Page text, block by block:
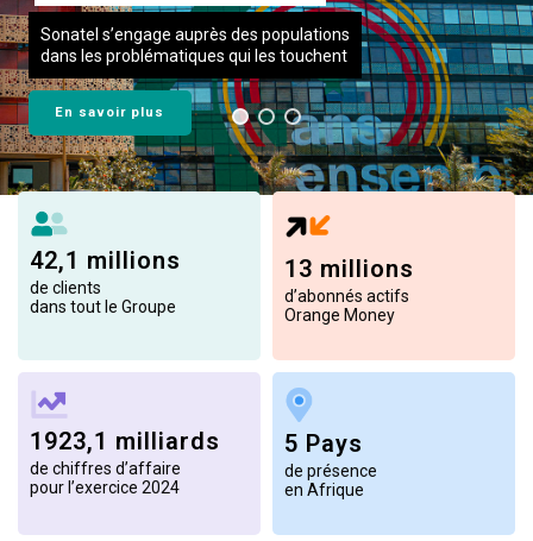
Sonatel s’engage auprès des populations
dans les problématiques qui les touchent
En savoir plus
42,1 millions
de clients
dans tout le Groupe
13 millions
d’abonnés actifs
Orange Money
1923,1 milliards
de chiffres d’affaire
pour l’exercice 2024
5 Pays
de présence
en Afrique